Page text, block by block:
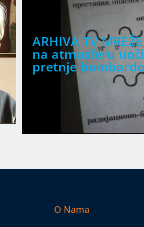
ARHIVA TV MREŽE,
na atmosferu uoči prve
pretnje
O Nama